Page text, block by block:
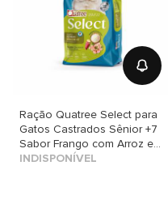
Ração Quatree Select para
Gatos Castrados Sênior +7
Sabor Frango com Arroz e
Batata Doce
INDISPONÍVEL